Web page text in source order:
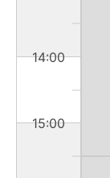
14:00
15:00